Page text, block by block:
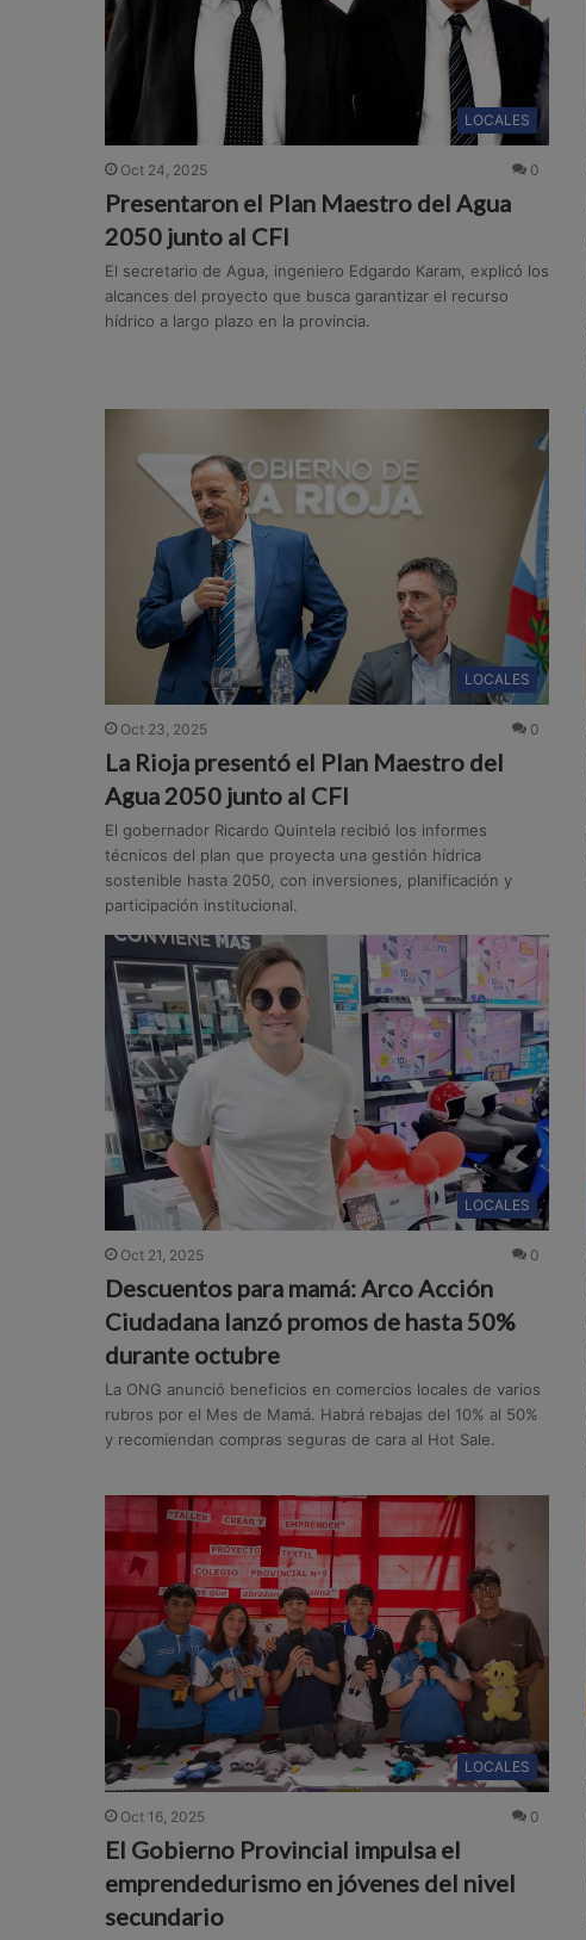
LOCALES
Oct 24, 2025 0
Presentaron el Plan Maestro del Agua
2050 junto al CFI
El secretario de Agua, ingeniero Edgardo Karam, explicó los
alcances del proyecto que busca garantizar el recurso
hídrico a largo plazo en la provincia.
LOCALES
Oct 23, 2025 0
La Rioja presentó el Plan Maestro del
Agua 2050 junto al CFI
El gobernador Ricardo Quintela recibió los informes
técnicos del plan que proyecta una gestión hídrica
sostenible hasta 2050, con inversiones, planificación y
participación institucional.
LOCALES
Oct 21, 2025 0
Descuentos para mamá: Arco Acción
Ciudadana lanzó promos de hasta 50%
durante octubre
La ONG anunció beneficios en comercios locales de varios
rubros por el Mes de Mamá. Habrá rebajas del 10% al 50%
y recomiendan compras seguras de cara al Hot Sale.
LOCALES
Oct 16, 2025 0
El Gobierno Provincial impulsa el
emprendedurismo en jóvenes del nivel
secundario